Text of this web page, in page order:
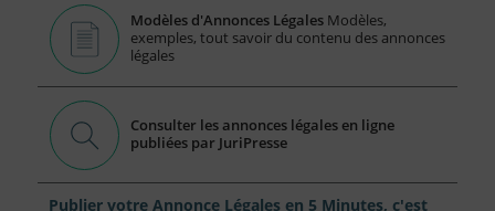
Modèles d'Annonces Légales Modèles,
exemples, tout savoir du contenu des annonces
légales
Consulter les annonces légales en ligne
publiées par JuriPresse
Publier votre Annonce Légales en 5 Minutes, c'est